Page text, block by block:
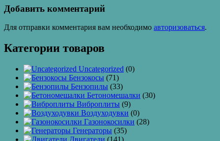
Добавить комментарий
Для отправки комментария вам необходимо авторизоваться.
Категории товаров
Uncategorized (0)
Бензокосы (71)
Бензопилы (33)
Бетономешалки (30)
Виброплиты (9)
Воздуходувки (0)
Газонокосилки (28)
Генераторы (35)
Двигатели (141)